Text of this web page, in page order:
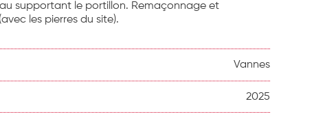
supportant le portillon. Remaçonnage et
les pierres du site).
Vannes
2025